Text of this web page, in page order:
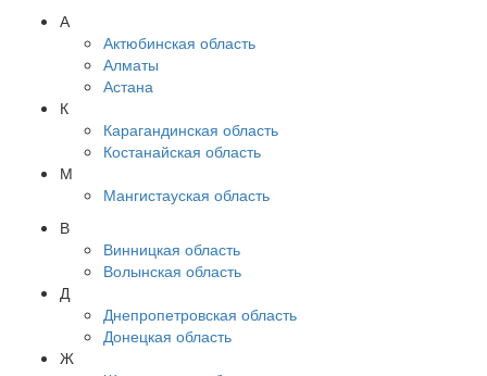
А
Актюбинская область
Алматы
Астана
К
Карагандинская область
Костанайская область
М
Мангистауская область
В
Винницкая область
Волынская область
Д
Днепропетровская область
Донецкая область
Ж